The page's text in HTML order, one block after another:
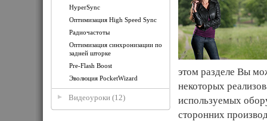
HyperSync
Оптимизация High Speed Sync
Радиочастоты
Оптимизация синхронизации по
задней шторке
Pre-Flash Boost
Эволюция PocketWizard
Видеоуроки (12)
этом разделе Вы
некоторых
используемых
сторонних